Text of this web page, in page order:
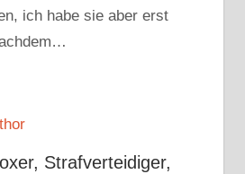
ich habe sie aber erst
Strafverteidiger,